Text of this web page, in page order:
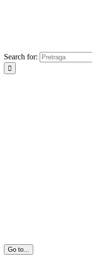
Search for:
Go to...